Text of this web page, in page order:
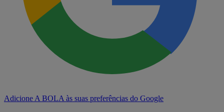
Adicione A BOLA às suas preferências do Google